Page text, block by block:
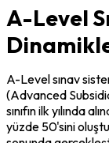
A-Level
A-Level sınav
(Advanced
sınıfın ilk yılında
yüzde 50'sini